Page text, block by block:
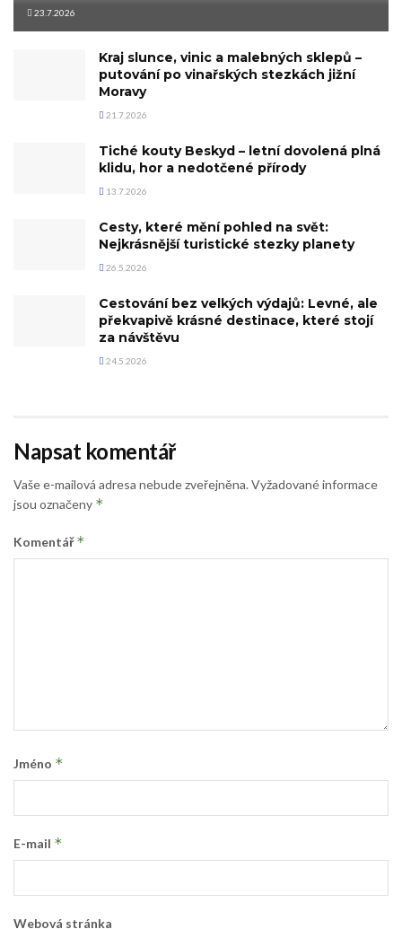
23.7.2026
Kraj slunce, vinic a malebných sklepů –
putování po vinařských stezkách jižní
Moravy
21.7.2026
Tiché kouty Beskyd – letní dovolená plná
klidu, hor a nedotčené přírody
13.7.2026
Cesty, které mění pohled na svět:
Nejkrásnější turistické stezky planety
26.5.2026
Cestování bez velkých výdajů: Levné, ale
překvapivě krásné destinace, které stojí
za návštěvu
24.5.2026
Napsat komentář
Vaše e-mailová adresa nebude zveřejněna. Vyžadované informace
jsou označeny *
Komentář*
Jméno *
E-mail *
Webová stránka